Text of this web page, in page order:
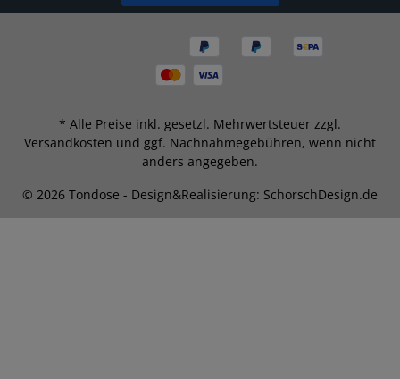
© 2026 Tondose - Design&Realisierung: SchorschDesign.de
* Alle Preise inkl. gesetzl. Mehrwertsteuer zzgl.
Versandkosten und ggf. Nachnahmegebühren, wenn nicht
anders angegeben.